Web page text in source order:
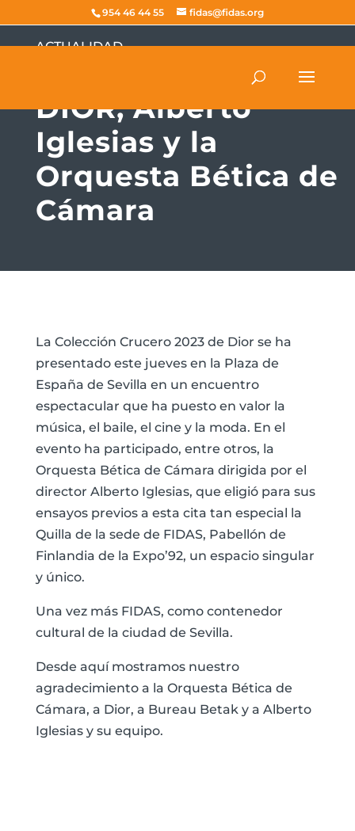
954 46 44 55 fidas@fidas.org
ACTUALIDAD
FIDAS colabora con
DIOR, Alberto
Iglesias y la
Orquesta Bética de
Cámara
La Colección Crucero 2023 de Dior se ha
presentado este jueves en la Plaza de
España de Sevilla en un encuentro
espectacular que ha puesto en valor la
música, el baile, el cine y la moda. En el
evento ha participado, entre otros, la
Orquesta Bética de Cámara dirigida por el
director Alberto Iglesias, que eligió para sus
ensayos previos a esta cita tan especial la
Quilla de la sede de FIDAS, Pabellón de
Finlandia de la Expo’92, un espacio singular
y único.
Una vez más FIDAS, como contenedor
cultural de la ciudad de Sevilla.
Desde aquí mostramos nuestro
agradecimiento a la Orquesta Bética de
Cámara, a Dior, a Bureau Betak y a Alberto
Iglesias y su equipo.